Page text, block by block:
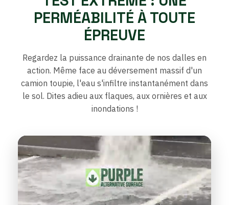
PERMÉABILITÉ À TOUTE
ÉPREUVE
Regardez la puissance drainante de nos dalles en
action. Même face au déversement massif d'un
camion toupie, l'eau s'infiltre instantanément dans
le sol. Dites adieu aux flaques, aux ornières et aux
inondations !